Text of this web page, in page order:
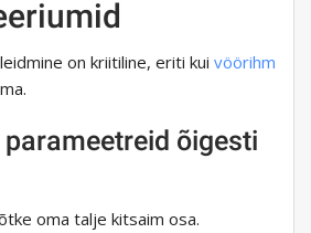
on kriitiline, eriti kui vöörihm
õigesti
oma talje kitsaim osa.